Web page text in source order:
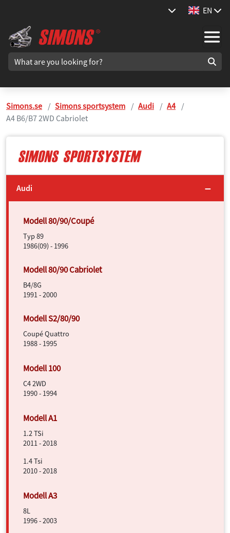
EN
Simons.se Simons sportsystem Audi
A4
A4 B6/B7 2WD Cabriolet
Audi
Typ 89
1986(09) - 1996
B4/8G
1991 - 2000
Coupé Quattro
1988 - 1995
C4 2WD
1990 - 1994
1.2 TSi
2011 - 2018
1.4 Tsi
2010 - 2018
8L
1996 - 2003